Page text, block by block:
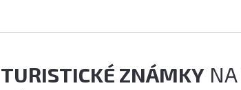
TURISTICKÉ ZNÁMKY